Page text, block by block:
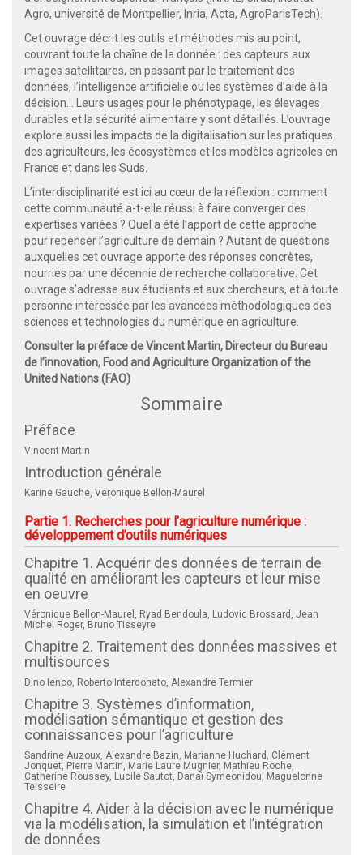
Agro, université de Montpellier, Inria, Acta, AgroParisTech).
Cet ouvrage décrit les outils et méthodes mis au point,
couvrant toute la chaîne de la donnée : des capteurs aux
images satellitaires, en passant par le traitement des
données, l’intelligence artificielle ou les systèmes d’aide à la
décision… Leurs usages pour le phénotypage, les élevages
durables et la sécurité alimentaire y sont détaillés. L’ouvrage
explore aussi les impacts de la digitalisation sur les pratiques
des agriculteurs, les écosystèmes et les modèles agricoles en
France et dans les Suds.
L’interdisciplinarité est ici au cœur de la réflexion : comment
cette communauté a-t-elle réussi à faire converger des
expertises variées ? Quel a été l’apport de cette approche
pour repenser l’agriculture de demain ? Autant de questions
auxquelles cet ouvrage apporte des réponses concrètes,
nourries par une décennie de recherche collaborative. Cet
ouvrage s’adresse aux étudiants et aux chercheurs, et à toute
personne intéressée par les avancées méthodologiques des
sciences et technologies du numérique en agriculture.
Consulter la préface de Vincent Martin, Directeur du Bureau
de l’innovation, Food and Agriculture Organization of the
United Nations (FAO)
Sommaire
Préface
Vincent Martin
Introduction générale
Karine Gauche, Véronique Bellon-Maurel
Partie 1. Recherches pour l’agriculture numérique :
développement d’outils numériques
Chapitre 1. Acquérir des données de terrain de
qualité en améliorant les capteurs et leur mise
en oeuvre
Véronique Bellon-Maurel, Ryad Bendoula, Ludovic Brossard, Jean
Michel Roger, Bruno Tisseyre
Chapitre 2. Traitement des données massives et
multisources
Dino Ienco, Roberto Interdonato, Alexandre Termier
Chapitre 3. Systèmes d’information,
modélisation sémantique et gestion des
connaissances pour l’agriculture
Sandrine Auzoux, Alexandre Bazin, Marianne Huchard, Clément
Jonquet, Pierre Martin, Marie Laure Mugnier, Mathieu Roche,
Catherine Roussey, Lucile Sautot, Danaï Symeonidou, Maguelonne
Teisseire
Chapitre 4. Aider à la décision avec le numérique
via la modélisation, la simulation et l’intégration
de données